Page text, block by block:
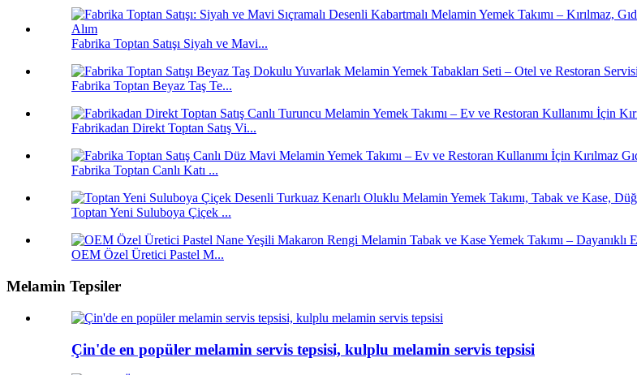
Fabrika Toptan Satışı Siyah ve Mavi...
Fabrika Toptan Beyaz Taş Te...
Fabrikadan Direkt Toptan Satış Vi...
Fabrika Toptan Canlı Katı ...
Toptan Yeni Suluboya Çiçek ...
OEM Özel Üretici Pastel M...
Melamin Tepsiler
Çin'de en popüler melamin servis tepsisi, kulplu melamin servis tepsisi